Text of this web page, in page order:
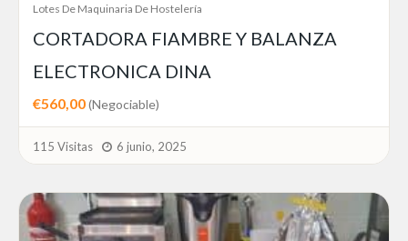
Lotes De Maquinaria De Hostelería
CORTADORA FIAMBRE Y BALANZA
ELECTRONICA DINA
€560,00(Negociable)
115 Visitas 6 junio, 2025